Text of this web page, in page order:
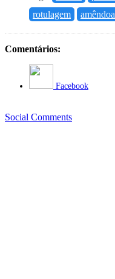
rotulagem
amêndoa
Comentários:
Facebook
Social Comments